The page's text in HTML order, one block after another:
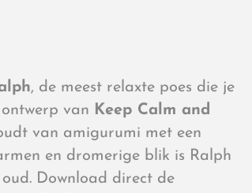
, de meest relaxte poes die je
van Keep Calm and
van amigurumi met een
en dromerige blik is Ralph
Download direct de